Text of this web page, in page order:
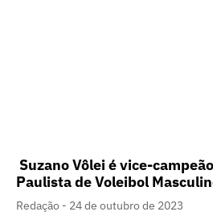
Suzano Vôlei é vice-
Paulista de Voleibol
Redação 24 de outubro de 2023